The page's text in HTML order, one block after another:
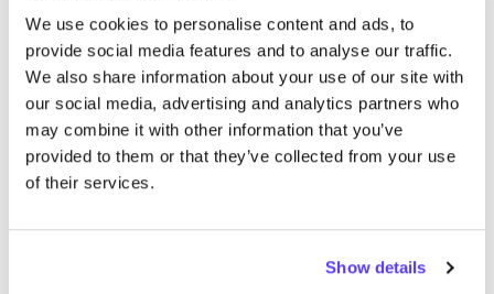
We use cookies to personalise content and ads, to
provide social media features and to analyse our traffic.
We also share information about your use of our site with
our social media, advertising and analytics partners who
may combine it with other information that you’ve
provided to them or that they’ve collected from your use
of their services.
Show details